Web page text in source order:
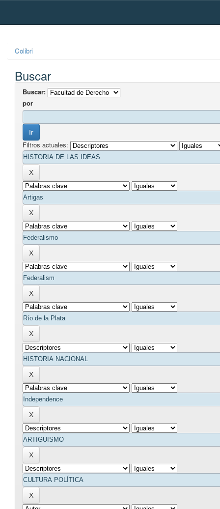
Skip
Colibri
Buscar
Buscar:
por
Filtros actuales: